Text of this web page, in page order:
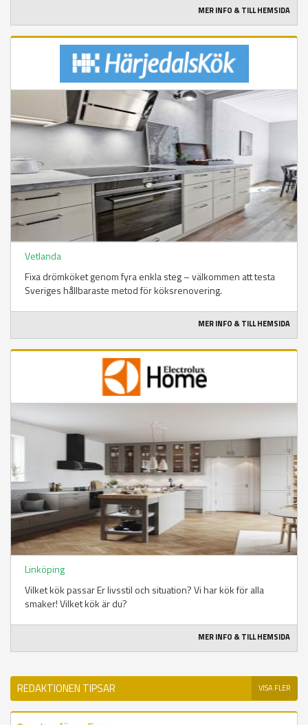
MER INFO & TILL HEMSIDA
Vetlanda
Fixa drömköket genom fyra enkla steg – välkommen att testa
Sveriges hållbaraste metod för köksrenovering.
MER INFO & TILL HEMSIDA
Linköping
Vilket kök passar Er livsstil och situation? Vi har kök för alla
smaker! Vilket kök är du?
MER INFO & TILL HEMSIDA
REDAKTIONEN TIPSAR VISA FLER